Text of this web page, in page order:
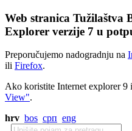
Web stranica Tužilaštva
Explorer verzije 7 u
Preporučujemo nadogradnju na
ili Firefox.
Ako koristite Internet explorer 9
View".
hrv bos срп eng